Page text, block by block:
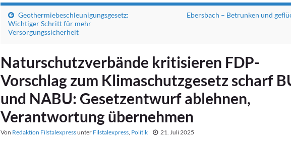
Geothermiebeschleunigungsgesetz:
Wichtiger Schritt für mehr
Versorgungssicherheit
Ebersbach – Betrunken und
Naturschutzverbände kritisieren FDP-
Vorschlag zum Klimaschutzgesetz scharf
und NABU: Gesetzentwurf ablehnen,
Verantwortung übernehmen
Von Redaktion Filstalexpressunter Filstalexpress, Politik 21. Juli 2025